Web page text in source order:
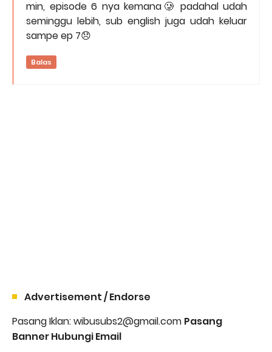
min, episode 6 nya kemana🥲 padahal udah
seminggu lebih, sub english juga udah keluar
sampe ep 7😞
Balas
Advertisement / Endorse
Pasang Iklan: wibusubs2@gmail.com Pasang
Banner Hubungi Email